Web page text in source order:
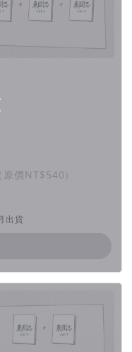
華則是著名的「艋
龍山寺最為人所知；接
裡有一個可愛的古地名
族凱達格蘭族。傳說
意，這個名字反映此地
聚落。
風情，我們有感於這些
園街，這條街是過去加
的歷史與記憶，具代表
價NT$540）
出貨